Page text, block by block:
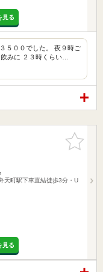
見る
５００でした。 夜９時ご
みに ２３時くらい…
お気に入
りに追加
天町駅下車直結徒歩3分・U
見る